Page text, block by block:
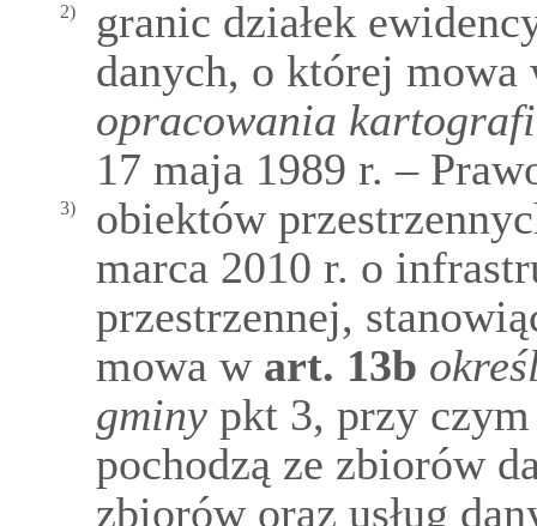
2)
granic działek
danych, o której mowa
opracowania
17 maja 1989 r. –
3)
obiektów
marca 2010 r. o
przestrzennej,
mowa wart. 13b
gminy pkt 3, przy
pochodzą ze zbiorów
zbiorów oraz usług